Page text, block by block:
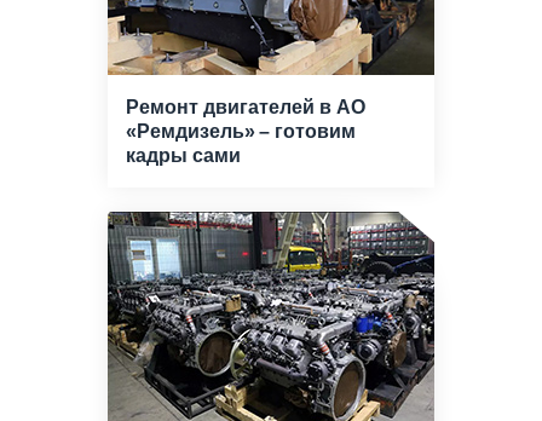
Ремонт двигателей в АО
«Ремдизель» – готовим
кадры сами